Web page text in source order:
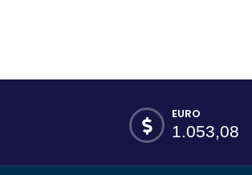
EURO
1.053,08